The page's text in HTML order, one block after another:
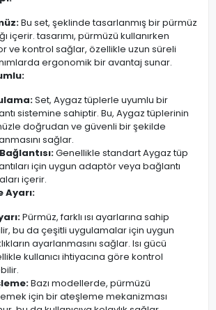
Bu set, şeklinde tasarlanmış bir pürmüz
içerir. tasarımı, pürmüzü kullanırken
ve kontrol sağlar, özellikle uzun süreli
ergonomik bir avantaj sunar.
Set, Aygaz tüplerle uyumlu bir
sistemine sahiptir. Bu, Aygaz tüplerinin
doğrudan ve güvenli bir şekilde
sağlar.
Genellikle standart Aygaz tüp
için uygun adaptör veya bağlantı
içerir.
Ayarı:
Pürmüz, farklı ısı ayarlarına sahip
bu da çeşitli uygulamalar için uygun
ayarlanmasını sağlar. Isı gücü
kullanıcı ihtiyacına göre kontrol
Bazı modellerde, pürmüzü
için bir ateşleme mekanizması